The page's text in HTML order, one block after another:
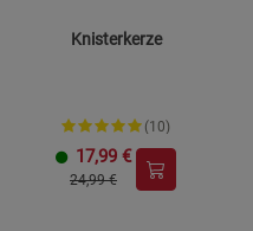
Knisterkerze
(10)
17,99 €
24,99 €